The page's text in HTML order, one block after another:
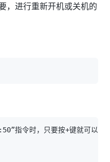
，进行重新开机或关机的